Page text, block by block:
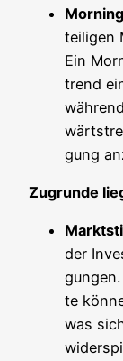
tei­li­gen
Ein
trend
gung
Zugrun­de
der
te
was